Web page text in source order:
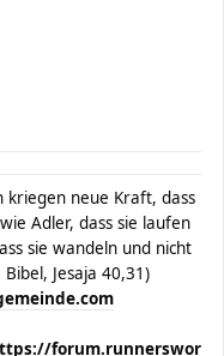
neue Kraft, dass
Adler, dass sie laufen
sie wandeln und nicht
Jesaja 40,31)
forum.runnerswor